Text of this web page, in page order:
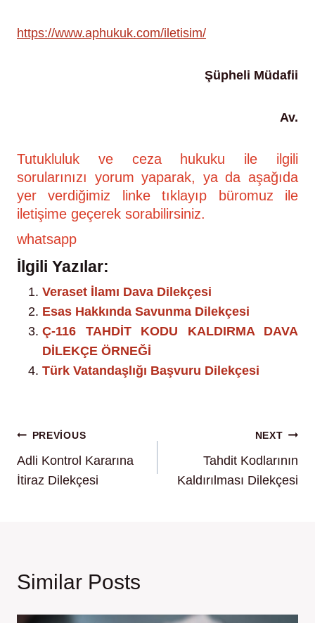
https://www.aphukuk.com/iletisim/
Şüpheli Müdafii
Av.
Tutukluluk ve ceza hukuku ile ilgili
sorularınızı yorum yaparak, ya da aşağıda
yer verdiğimiz linke tıklayıp büromuz ile
iletişime geçerek sorabilirsiniz.
whatsapp
İlgili Yazılar:
Veraset İlamı Dava Dilekçesi
Esas Hakkında Savunma Dilekçesi
Ç-116 TAHDİT KODU KALDIRMA DAVA
DİLEKÇE ÖRNEĞİ
Türk Vatandaşlığı Başvuru Dilekçesi
Yazı
gezinmesi
PREVIOUS
Adli Kontrol Kararına
İtiraz Dilekçesi
NEXT
Tahdit Kodlarının
Kaldırılması Dilekçesi
Similar Posts